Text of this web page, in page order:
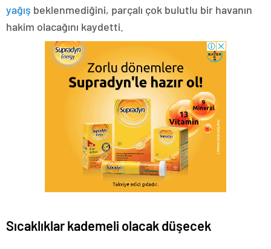
yağış beklenmediğini, parçalı çok bulutlu bir havanın
hakim olacağını kaydetti.
Sıcaklıklar kademeli olacak düşecek